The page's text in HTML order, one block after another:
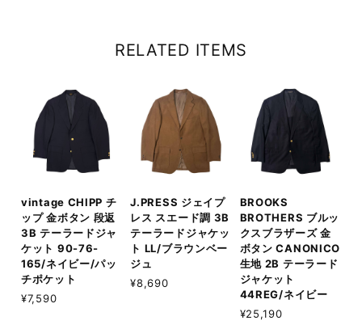
RELATED ITEMS
vintage CHIPP チ
ップ 金ボタン 段返
3B テーラードジャ
ケット 90-76-
165/ネイビー/パッ
チポケット
¥7,590
J.PRESS ジェイプ
レス スエード調 3B
テーラードジャケッ
ト LL/ブラウンベー
ジュ
¥8,690
BROOKS
BROTHERS ブルッ
クスブラザーズ 金
ボタン CANONICO
生地 2B テーラード
ジャケット
44REG/ネイビー
¥25,190